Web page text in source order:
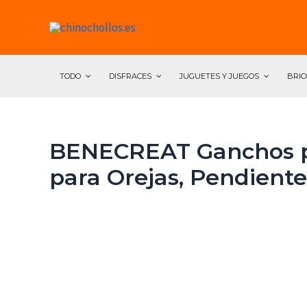
TODO DISFRACES JUGUETES Y JUEGOS
BENECREAT
para Orejas,